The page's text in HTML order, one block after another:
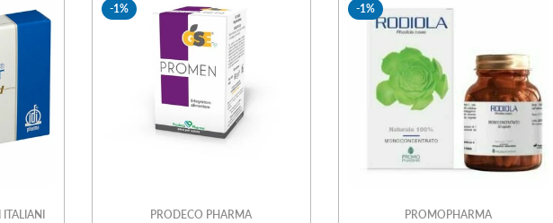
-1%
PRODECO PHARMA
-1%
PROMOPHARMA